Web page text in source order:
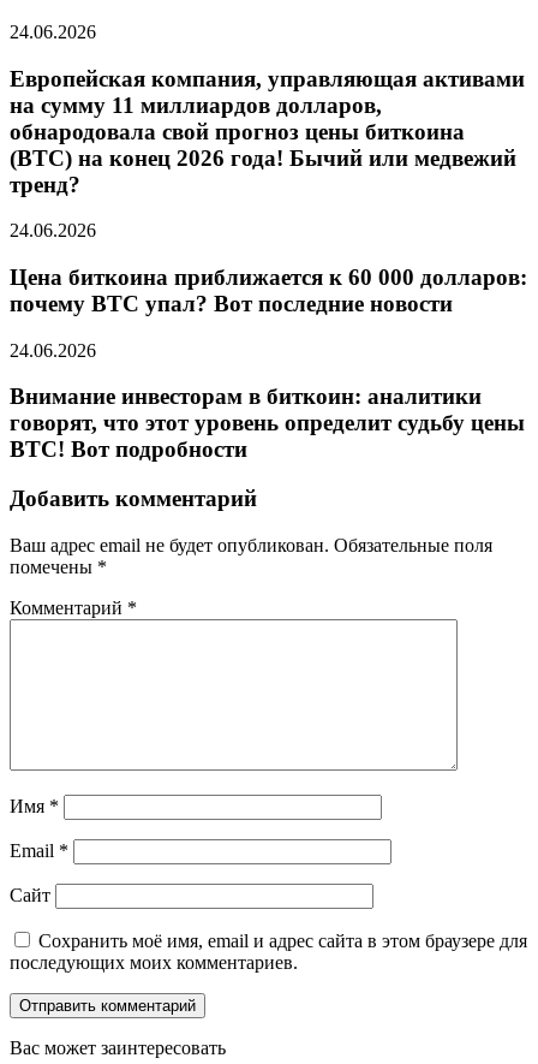
24.06.2026
Европейская компания, управляющая активами
на сумму 11 миллиардов долларов,
обнародовала свой прогноз цены биткоина
(BTC) на конец 2026 года! Бычий или медвежий
тренд?
24.06.2026
Цена биткоина приближается к 60 000 долларов:
почему BTC упал? Вот последние новости
24.06.2026
Внимание инвесторам в биткоин: аналитики
говорят, что этот уровень определит судьбу цены
BTC! Вот подробности
Добавить комментарий
Ваш адрес email не будет опубликован. Обязательные поля
помечены *
Комментарий *
Имя *
Email *
Сайт
Сохранить моё имя, email и адрес сайта в этом браузере для
последующих моих комментариев.
Вас может заинтересовать